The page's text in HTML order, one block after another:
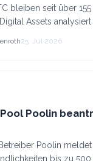
bleiben seit über 155
Assets
trotz Kursverlusten
25. Jul 2026
Poolin
Poolin meldet
bis zu 500